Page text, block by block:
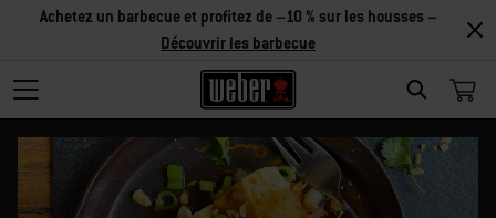
SEARCH
Achetez un barbecue et profitez de –10 % sur les housses –
Découvrir les barbecue